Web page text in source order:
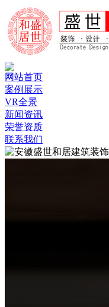
网站首页
案例展示
VR全景
新闻资讯
荣誉资质
联系我们